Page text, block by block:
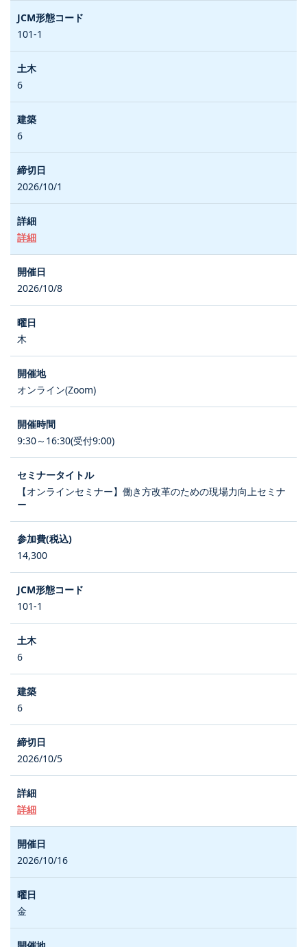
101-1
6
6
2026/10/1
詳細
2026/10/8
木
オンライン(Zoom)
9:30～16:30(受付9:00)
【オンラインセミナー】働き方改革のための現場力向上セミナ
ー
14,300
101-1
6
6
2026/10/5
詳細
2026/10/16
金